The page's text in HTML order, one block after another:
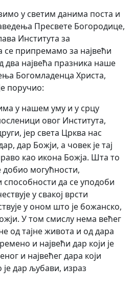
у светим данима поста и
Пресвете Богородице,
Института за
се припремамо за највећи
два највећа празника наше
Богомладенца Христа,
поручио:
у нашем уму и у срцу
овог Института,
јер света Црква нас
дар Божји, а човек је тај
као икона Божја. Шта то
добио могућности,
способности да се уподоби
у свакој врсти
у оном што је божанско,
У том смислу нема већег
од тајне живота и од дара
и највећи дар који је
и највећег дара који
дар љубави, израз